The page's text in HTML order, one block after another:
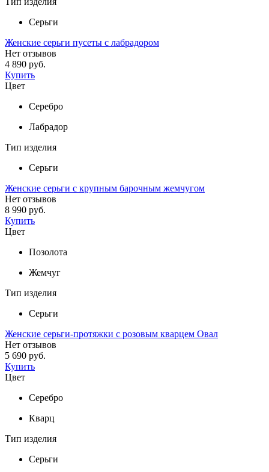
Серьги
Женские серьги пусеты с лабрадором
Нет отзывов
4 890 руб.
Купить
Цвет
Серебро
Лабрадор
Тип изделия
Серьги
Женские серьги с крупным барочным жемчугом
Нет отзывов
8 990 руб.
Купить
Цвет
Позолота
Жемчуг
Тип изделия
Серьги
Женские серьги-протяжки с розовым кварцем Овал
Нет отзывов
5 690 руб.
Купить
Цвет
Серебро
Кварц
Тип изделия
Серьги